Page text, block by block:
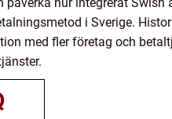
hur integrerat Swish
i Sverige.
med fler företag och